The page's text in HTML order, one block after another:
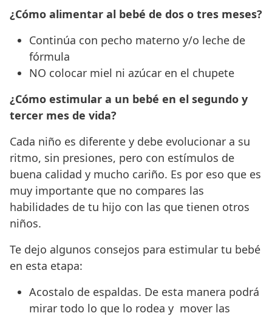
¿Cómo alimentar al bebé de dos o tres meses?
Continúa con pecho materno y/o leche de
fórmula
NO colocar miel ni azúcar en el chupete
¿Cómo estimular a un bebé en el segundo y
tercer mes de vida?
Cada niño es diferente y debe evolucionar a su
ritmo, sin presiones, pero con estímulos de
buena calidad y mucho cariño. Es por eso que es
muy importante que no compares las
habilidades de tu hijo con las que tienen otros
niños.
Te dejo algunos consejos para estimular tu bebé
en esta etapa:
Acostalo de espaldas. De esta manera podrá
mirar todo lo que lo rodea y mover las